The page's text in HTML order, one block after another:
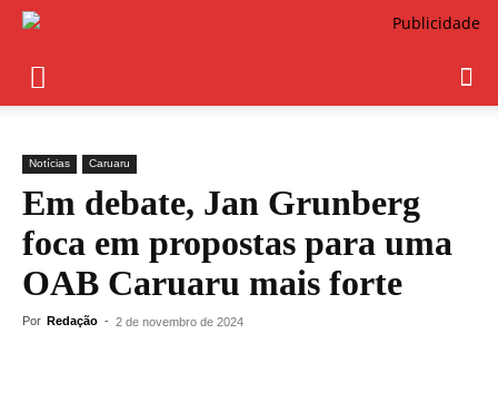
Notícias Caruaru
Em debate, Jan Grunberg
foca em propostas para uma
OAB Caruaru mais forte
Por Redação - 2 de novembro de 2024